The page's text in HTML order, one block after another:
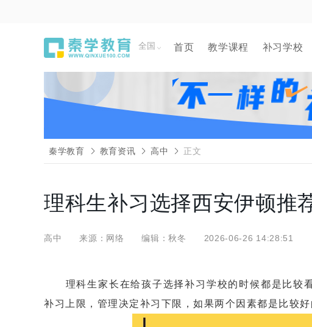
全国 首页 教学课程 补习学校
秦学教育 教育资讯 高中 正文
理科生补习选择西安伊顿推
高中 来源：网络 编辑：秋冬 2026-06-26 14:28:51
理科生家长在给孩子选择补习学校的时候都是比较
补习上限，管理决定补习下限，如果两个因素都是比较